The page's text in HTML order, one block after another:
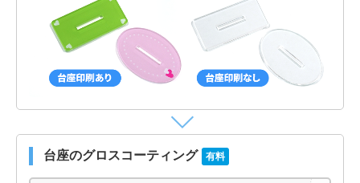
台座のグロスコーティング 有料